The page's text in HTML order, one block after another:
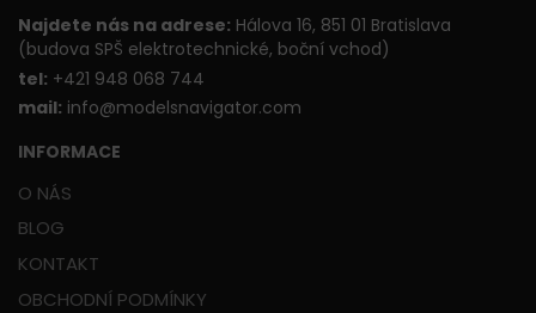
Najdete nás na adrese: Hálova 16, 851 01 Bratislava
(budova SPŠ elektrotechnické, boční vchod)
tel: +421 948 068 744
mail: info@modelsnavigator.com
INFORMACE
O NÁS
BLOG
KONTAKT
OBCHODNÍ PODMÍNKY